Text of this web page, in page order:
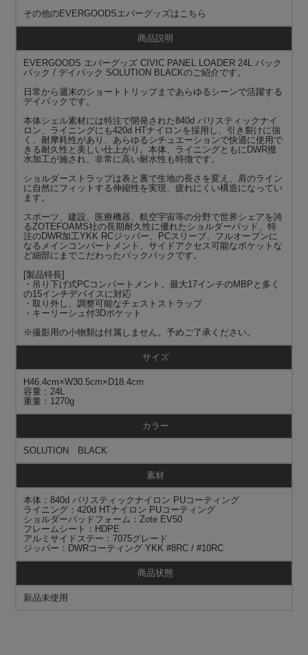
その他のEVERGOODSエバーグッズはこちら
商品説明
EVERGOODS エバーグッズ CIVIC PANEL LOADER 24L バック
パック / デイパック SOLUTION BLACKのご紹介です。
日常から週末のショートトリップまであらゆるシーンで活躍する
デイパックです。
本体シェル素材には特注で開発された840d バリスティックナイ
ロン、ライニングにも420d HTナイロンを採用し、引き裂けに強
く、耐摩耗性があり、あらゆるシチュエーションで快適に使用で
きる耐久性と美しい仕上がり。本体、ライニングともにDWR撥
水加工が施され、非常に高い耐水性も特徴です。
ショルダーストラップは表と裏で生地の長さを変え、肩のライン
に自然にフィットする伸縮性を実現、疲れにくい構造になってい
ます。
スポーツ、建設、医療機器、航空宇宙等の分野で世界シェアを誇
るZOTEFOAMS社の長期耐久性に優れたショルダーパッド、特
注のDWR加工YKK RCジッパー、PCスリーブ、フルオープンに
なるメインコンパートメント、サイドアクセス可能なポケットな
ど細部にまでこだわったバックパックです。
[製品特長]
・吊り下げ式PCコンパートメント。最大17インチのMBPと多く
の15インチデバイスに対応
・取り外し、調整可能なチェストストラップ
・キーリーシュ付3Dポケット
※撮影用の小物類は付属しません。予めご了承ください。
サイズ
H46.4cm×W30.5cm×D18.4cm
容量：24L
重量：1270g
カラー
SOLUTION BLACK
素材
本体：840d バリスティックナイロン PUコーティング
ライニング：420d HTナイロン PUコーティング
ショルダーパッドフォーム：Zote EV50
フレームシート：HDPE
アルミサイドステー：7075グレード
ジッパー：DWRコーティング YKK #8RC / #10RC
商品状態
新品未使用